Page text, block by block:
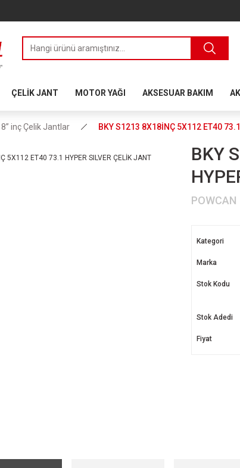
ÇELİK JANT MOTOR YAĞI AKSESUAR BAKIM
inç Çelik Jantlar BKY S1213 8X18İNÇ 5X112 ET40
BKY
POWCAN
Kategori
Marka
Stok Kodu
Stok Adedi
Fiyat